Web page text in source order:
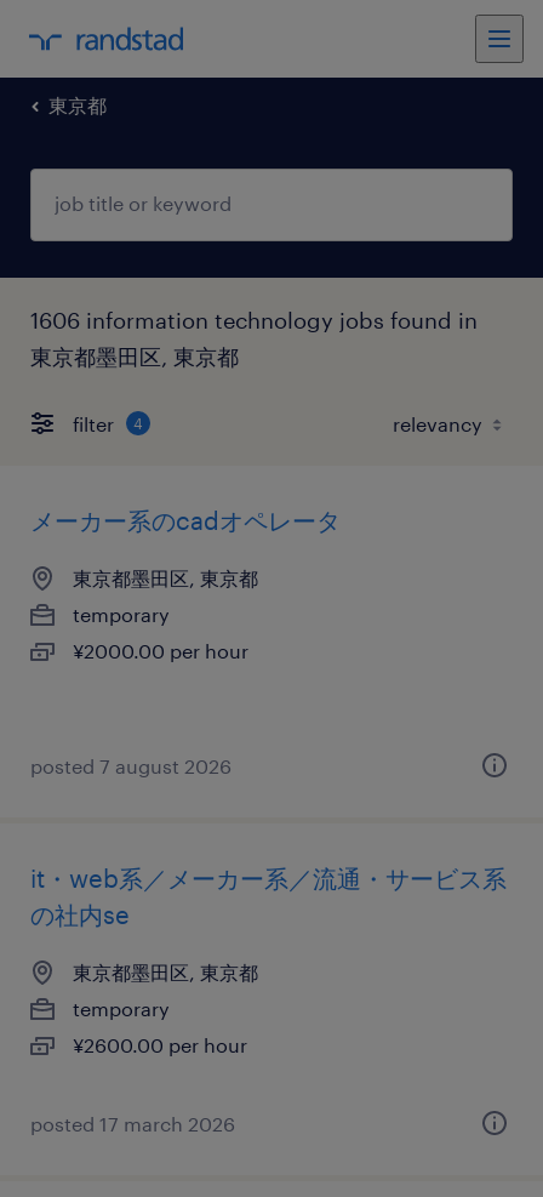
東京都
1606 information technology jobs found in
東京都墨田区, 東京都
filter 4
メーカー系のcadオペレータ
東京都墨田区, 東京都
temporary
¥2000.00 per hour
posted 7 august 2026
it・web系／メーカー系／流通・サービス系
の社内se
東京都墨田区, 東京都
temporary
¥2600.00 per hour
posted 17 march 2026